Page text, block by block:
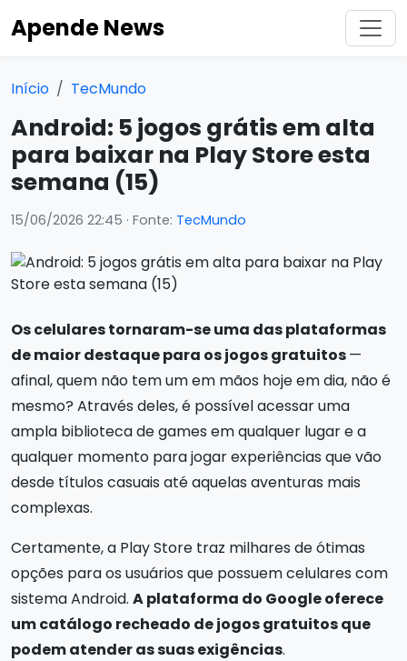
Apende News
Início TecMundo
Android: 5 jogos grátis em alta
para baixar na Play Store esta
semana (15)
15/06/2026 22:45 · Fonte: TecMundo
Os celulares tornaram-se uma das plataformas
de maior destaque para os jogos gratuitos—
afinal, quem não tem um em mãos hoje em dia, não é
mesmo? Através deles, é possível acessar uma
ampla biblioteca de games em qualquer lugar e a
qualquer momento para jogar experiências que vão
desde títulos casuais até aquelas aventuras mais
complexas.
Certamente, a Play Store traz milhares de ótimas
opções para os usuários que possuem celulares com
sistema Android. A plataforma do Google oferece
um catálogo recheado de jogos gratuitos que
podem atender as suas exigências.